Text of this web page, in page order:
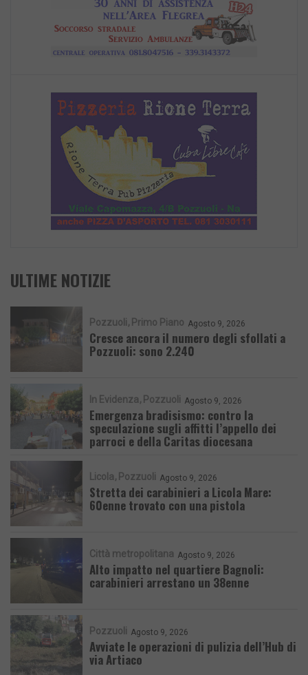
ULTIME NOTIZIE
Pozzuoli Primo Piano Agosto 9, 2026
Cresce ancora il numero degli sfollati a
Pozzuoli: sono 2.240
In Evidenza Pozzuoli Agosto 9, 2026
Emergenza bradisismo: contro la
speculazione sugli affitti l’appello dei
parroci e della Caritas diocesana
Licola Pozzuoli Agosto 9, 2026
Stretta dei carabinieri a Licola Mare:
60enne trovato con una pistola
Città metropolitana Agosto 9, 2026
Alto impatto nel quartiere Bagnoli:
carabinieri arrestano un 38enne
Pozzuoli Agosto 9, 2026
Avviate le operazioni di pulizia dell’Hub di
via Artiaco